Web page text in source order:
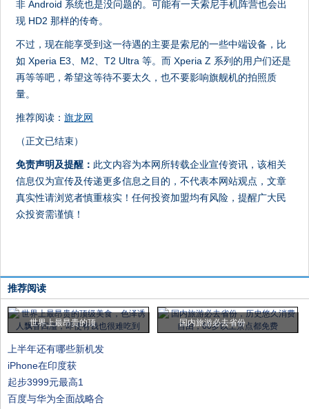
非 Android 系统也是没问题的。可能有一天索尼手机阵营也会出
现 HD2 那样的传奇。
不过，现在能享受到这一待遇的主要是索尼的一些中端设备，比
如 Xperia E3、M2、T2 Ultra 等。而 Xperia Z 系列的用户们还是
再等等吧，希望这等待不要太久，也不要影响旗舰机的拍照质
量。
推荐阅读：旗龙网
（正文已结束）
免责声明及提醒： 此文内容为本网所转载企业宣传资讯，该相关
信息仅为宣传及传递更多信息之目的，不代表本网站观点，文章
真实性请浏览者慎重核实！任何投资加盟均有风险，提醒广大民
众投资需谨慎！
推荐阅读
世界上最昂贵的顶 国内旅游必去省份
上半年还有哪些新机发
iPhone在印度获
起步3999元最高1
百度与华为全面战略合